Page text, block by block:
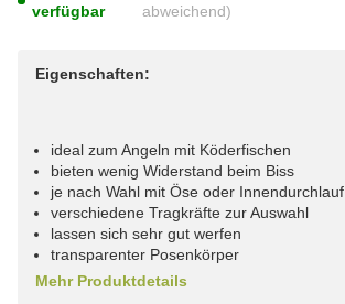
verfügbar
abweichend)
Eigenschaften:
ideal zum Angeln mit Köderfischen
bieten wenig Widerstand beim Biss
je nach Wahl mit Öse oder Innendurchlauf
verschiedene Tragkräfte zur Auswahl
lassen sich sehr gut werfen
transparenter Posenkörper
Mehr Produktdetails